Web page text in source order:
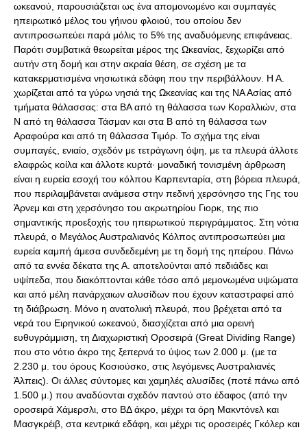
ωκεανού, παρουσιάζεται ως ένα απομονωμένο και συμπαγές
ηπειρωτικό μέλος του γήινου φλοιού, του οποίου δεν
αντιπροσωπεύει παρά μόλις το 5% της αναδυόμενης επιφάνειας.
Παρότι συμβατικά θεωρείται μέρος της Ωκεανίας, ξεχωρίζει από
αυτήν στη δομή και στην ακραία θέση, σε σχέση με τα
κατακερματισμένα νησιωτικά εδάφη που την περιβάλλουν. Η Α.
χωρίζεται από τα γύρω νησιά της Ωκεανίας και της ΝΑ Ασίας από
τμήματα θάλασσας: στα ΒΑ από τη θάλασσα των Κοραλλιών, στα
Ν από τη θάλασσα Τάσμαν και στα Β από τη θάλασσα των
Αραφούρα και από τη θάλασσα Τιμόρ. Το σχήμα της είναι
συμπαγές, ενιαίο, σχεδόν με τετράγωνη όψη, με τα πλευρά άλλοτε
ελαφρώς κοίλα και άλλοτε κυρτά· μοναδική τονισμένη άρθρωση
είναι η ευρεία εσοχή του κόλπου Καρπενταρία, στη βόρεια πλευρά,
που περιλαμβάνεται ανάμεσα στην πεδινή χερσόνησο της Γης του
Άρνεμ και στη χερσόνησο του ακρωτηρίου Γιορκ, της πιο
σημαντικής προεξοχής του ηπειρωτικού περιγράμματος. Στη νότια
πλευρά, ο Μεγάλος Αυστραλιανός Κόλπος αντιπροσωπεύει μια
ευρεία καμπή άμεσα συνδεδεμένη με τη δομή της ηπείρου. Πάνω
από τα εννέα δέκατα της Α. αποτελούνται από πεδιάδες και
υψίπεδα, που διακόπτονται κάθε τόσο από μεμονωμένα υψώματα
και από μέλη πανάρχαιων αλυσίδων που έχουν καταστραφεί από
τη διάβρωση. Μόνο η ανατολική πλευρά, που βρέχεται από τα
νερά του Ειρηνικού ωκεανού, διασχίζεται από μια ορεινή
ευθυγράμμιση, τη Διαχωριστική Οροσειρά (Great Dividing Range)
που στο νότιο άκρο της ξεπερνά το ύψος των 2.000 μ. (με τα
2.230 μ. του όρους Κοσιούσκο, στις λεγόμενες Αυστραλιανές
Άλπεις). Οι άλλες σύντομες και χαμηλές αλυσίδες (ποτέ πάνω από
1.500 μ.) που αναδύονται σχεδόν παντού στο έδαφος (από την
οροσειρά Χάμερσλι, στο ΒΔ άκρο, μέχρι τα όρη Μακντόνελ και
Μασγκρέιβ, στα κεντρικά εδάφη, και μέχρι τις οροσειρές Γκόλερ και